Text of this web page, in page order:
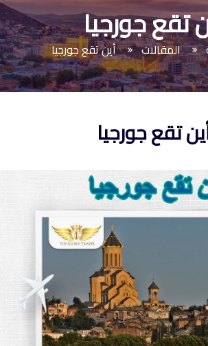
تقع جورجيا
المقالات أين تقع جورجيا
تقع جورجيا